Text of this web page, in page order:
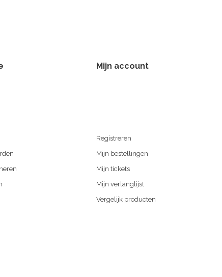
Mijn account
Registreren
Mijn bestellingen
Mijn tickets
Mijn verlanglijst
Vergelijk producten